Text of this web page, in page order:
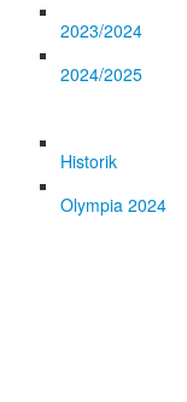
2023/2024
2024/2025
Historik
Olympia 2024